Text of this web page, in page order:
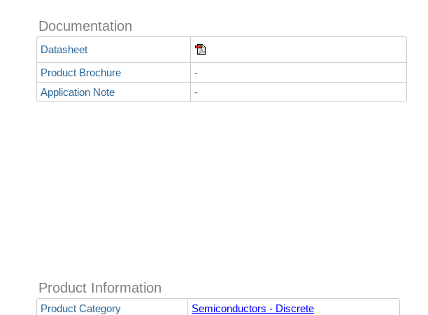
Documentation
Datasheet
Product Brochure
-
Application Note
-
Product Information
Product Category
Semiconductors - Discrete